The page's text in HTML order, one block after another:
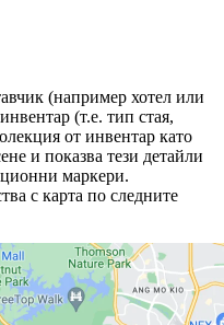
(например хотел или
(т.е. тип стая,
от инвентар като
и показва тези детайли
маркери.
с карта по следните